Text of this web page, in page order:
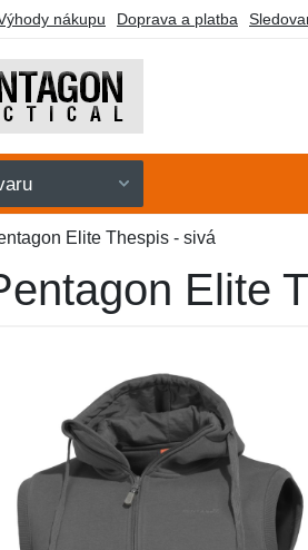
nákupu Doprava a platba
Elite Thespis - sivá
Elite